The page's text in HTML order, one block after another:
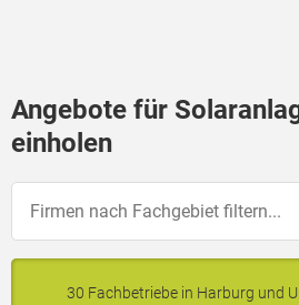
Angebote für
einholen
30 Fachbetriebe in Harburg und